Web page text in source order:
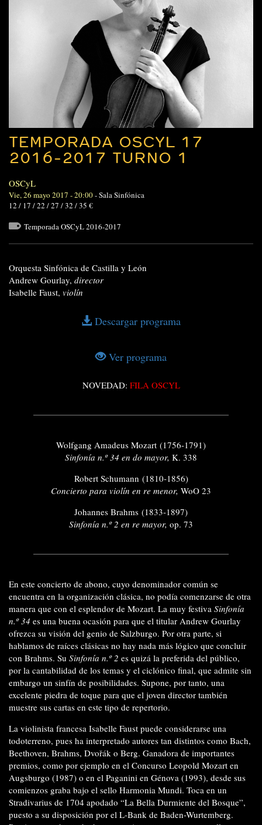
TEMPORADA OSCYL 17
2016-2017 TURNO 1
OSCyL
Vie, 26 mayo 2017 - 20:00-Sala Sinfónica
12 / 17 / 22 / 27 / 32 / 35 €
Temporada OSCyL 2016-2017
Orquesta Sinfónica de Castilla y León
Andrew Gourlay, director
Isabelle Faust, violín
Descargar programa
Ver programa
NOVEDAD: FILA OSCYL
Wolfgang Amadeus Mozart (1756-1791)
Sinfonía n.º 34 en do mayor, K. 338
Robert Schumann (1810-1856)
Concierto para violín en re menor, WoO 23
Johannes Brahms (1833-1897)
Sinfonía n.º 2 en re mayor, op. 73
En este concierto de abono, cuyo denominador común se
encuentra en la organización clásica, no podía comenzarse de otra
manera que con el esplendor de Mozart. La muy festiva Sinfonía
n.º 34 es una buena ocasión para que el titular Andrew Gourlay
ofrezca su visión del genio de Salzburgo. Por otra parte, si
hablamos de raíces clásicas no hay nada más lógico que concluir
con Brahms. Su Sinfonía n.º 2 es quizá la preferida del público,
por la cantabilidad de los temas y el ciclónico final, que admite sin
embargo un sinfín de posibilidades. Supone, por tanto, una
excelente piedra de toque para que el joven director también
muestre sus cartas en este tipo de repertorio.
La violinista francesa Isabelle Faust puede considerarse una
todoterreno, pues ha interpretado autores tan distintos como Bach,
Beethoven, Brahms, Dvořák o Berg. Ganadora de importantes
premios, como por ejemplo en el Concurso Leopold Mozart en
Augsburgo (1987) o en el Paganini en Génova (1993), desde sus
comienzos graba bajo el sello Harmonia Mundi. Toca en un
Stradivarius de 1704 apodado “La Bella Durmiente del Bosque”,
puesto a su disposición por el L-Bank de Baden-Wurtemberg.